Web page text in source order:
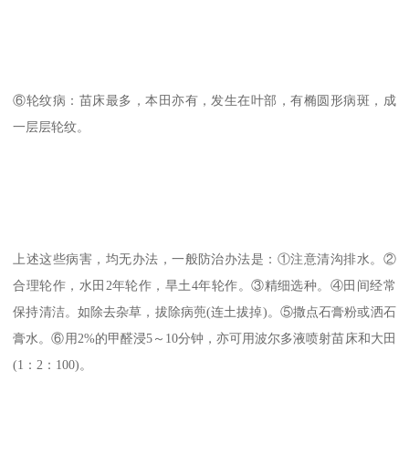
⑥轮纹病：苗床最多，本田亦有，发生在叶部，有椭圆形病斑，成
一层层轮纹。
上述这些病害，均无办法，一般防治办法是：①注意清沟排水。②
合理轮作，水田2年轮作，旱土4年轮作。③精细选种。④田间经常
保持清洁。如除去杂草，拔除病蔸(连土拔掉)。⑤撒点石膏粉或洒石
膏水。⑥用2%的甲醛浸5～10分钟，亦可用波尔多液喷射苗床和大田
(1：2：100)。